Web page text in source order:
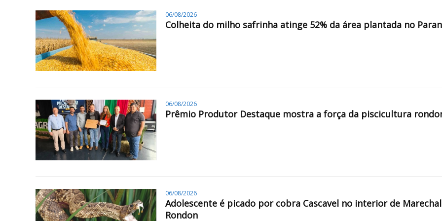
06/08/2026
Colheita do milho safrinha atinge 52% da área plantada no
06/08/2026
Prêmio Produtor Destaque mostra a força da piscicultura
06/08/2026
Adolescente é picado por cobra Cascavel no interior de Marechal
Rondon